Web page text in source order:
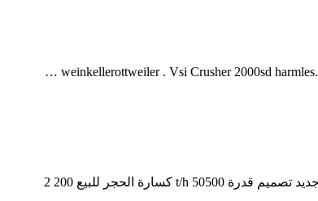
كسارة الحجر عصابة جامايكا الذهب. تأثير كسارة جامايكا. كسارة الحجر نجمة ذهبية. كسارة نجمة ذهبية . كسارة الحجر 50 100 طن في الساعة الهند, جديد تصميم قدرة 50500 t/h كسارة الحجر للبيع 200 2